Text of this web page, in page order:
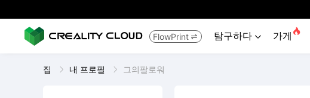
FlowPrint  탐구하다  가게 
집 내 프로필 그의팔로워